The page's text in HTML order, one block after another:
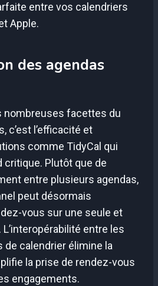
entre vos calendriers
Apple.
des agendas
nombreuses facettes du
c’est l’efficacité et
comme TidyCal qui
critique. Plutôt que de
entre plusieurs agendas,
peut désormais
vous sur une seule et
entre les
calendrier élimine la
la prise de rendez-vous
engagements.